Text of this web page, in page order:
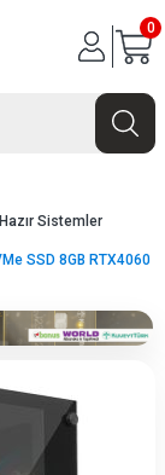
0
Hazır Sistemler
SSD 8GB RTX4060